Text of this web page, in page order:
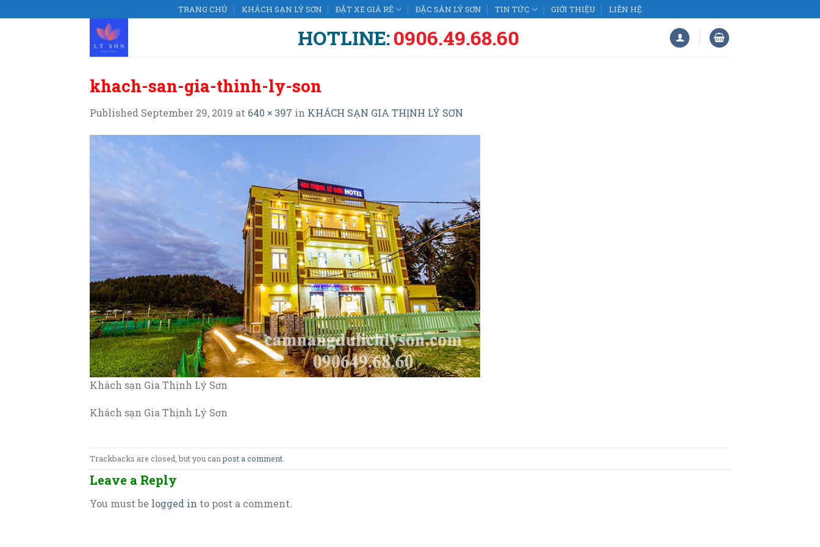
to
TRANG CHỦ KHÁCH SẠN LÝ SƠN ĐẶT XE GIÁ RẺ ĐẶC SẢN LÝ SƠN TIN TỨC GIỚI THIỆU LIÊN HỆ
HOTLINE:0906.49.68.60
khach-san-gia-thinh-ly-son
Published September 29, 2019 at 640 × 397 in KHÁCH SẠN GIA THỊNH LÝ SƠN
Khách sạn Gia Thịnh Lý Sơn
Khách sạn Gia Thịnh Lý Sơn
Trackbacks are closed, but you canpost a comment
Leave a Reply
You must be logged in to post a comment.